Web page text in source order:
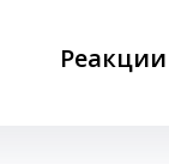
Реакции